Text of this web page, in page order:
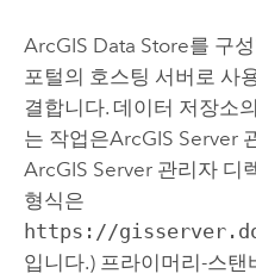
ArcGIS Data Store를 구
포털의 호스팅 서버로 사
결합니다. 데이터 저장소
는 작업은ArcGIS Server
ArcGIS Server관리자 디
형식은
https://
입니다.) 프라이머리-스탠